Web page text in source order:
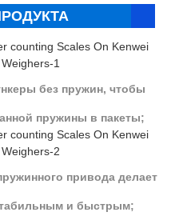
без пружин, чтобы
пружины в пакеты;
привода делает
и быстрым;